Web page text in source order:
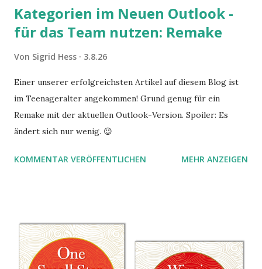
Kategorien im Neuen Outlook -
für das Team nutzen: Remake
Von Sigrid Hess 3.8.26
Einer unserer erfolgreichsten Artikel auf diesem Blog ist
im Teenageralter angekommen! Grund genug für ein
Remake mit der aktuellen Outlook-Version. Spoiler: Es
ändert sich nur wenig. 😉
KOMMENTAR VERÖFFENTLICHEN MEHR ANZEIGEN